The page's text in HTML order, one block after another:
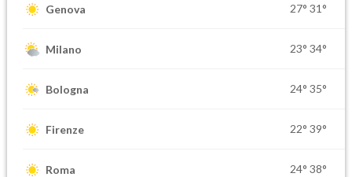
Genova 27° 31°
Milano 23° 34°
Bologna 24° 35°
Firenze 22° 39°
Roma 24° 38°